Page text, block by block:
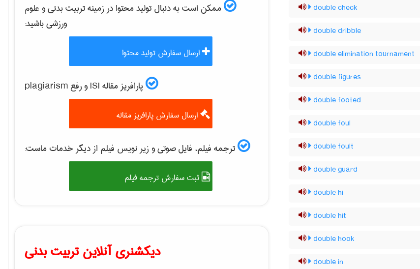
double check
double dribble
double elimination tournament
double figures
double footed
double foul
double foult
double guard
double hi
double hit
double hook
double in
ممکن است به دنبال تولید محتوا در زمینهتربيت بدنی و علوم
ورزشیباشید:
ارسال سفارش تولید محتوا
پارافریز مقاله ISI و رفع plagiarism
ارسال سفارش پارافریز مقاله
ترجمه فیلم، فایل صوتی و زیر نویس فیلم از دیگر خدمات ماست:
ثبت سفارش ترجمه فیلم
دیکشنری آنلاین تربیت بدنی